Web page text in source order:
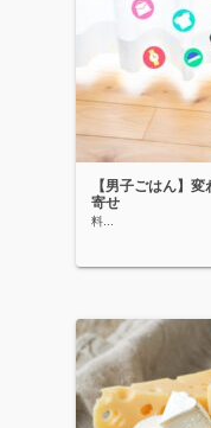
【男子ごはん】
寄せ
料...